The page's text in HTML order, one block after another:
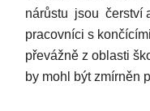
nárůstu jsou čerství
pracovníci s
převážně z oblasti
by mohl být zmírněn